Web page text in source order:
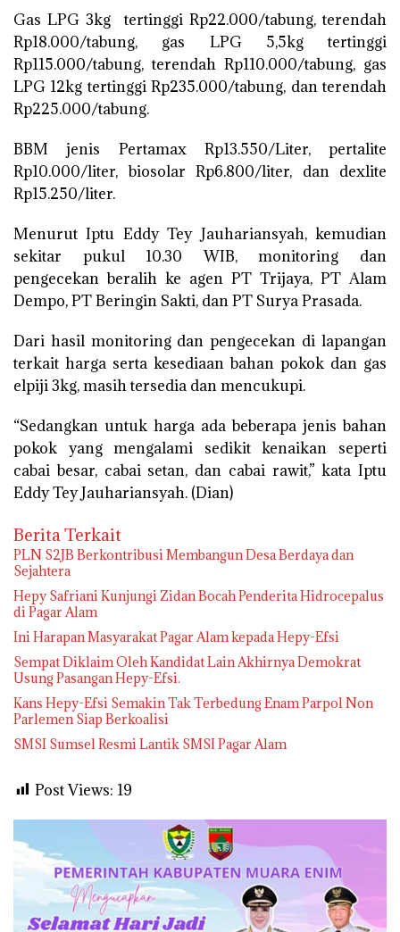
Gas LPG 3kg tertinggi Rp22.000/tabung, terendah
Rp18.000/tabung, gas LPG 5,5kg tertinggi
Rp115.000/tabung, terendah Rp110.000/tabung, gas
LPG 12kg tertinggi Rp235.000/tabung, dan terendah
Rp225.000/tabung.
BBM jenis Pertamax Rp13.550/Liter, pertalite
Rp10.000/liter, biosolar Rp6.800/liter, dan dexlite
Rp15.250/liter.
Menurut Iptu Eddy Tey Jauhariansyah, kemudian
sekitar pukul 10.30 WIB, monitoring dan
pengecekan beralih ke agen PT Trijaya, PT Alam
Dempo, PT Beringin Sakti, dan PT Surya Prasada.
Dari hasil monitoring dan pengecekan di lapangan
terkait harga serta kesediaan bahan pokok dan gas
elpiji 3kg, masih tersedia dan mencukupi.
“Sedangkan untuk harga ada beberapa jenis bahan
pokok yang mengalami sedikit kenaikan seperti
cabai besar, cabai setan, dan cabai rawit,” kata Iptu
Eddy Tey Jauhariansyah. (Dian)
Berita Terkait
PLN S2JB Berkontribusi Membangun Desa Berdaya dan
Sejahtera
Hepy Safriani Kunjungi Zidan Bocah Penderita Hidrocepalus
di Pagar Alam
Ini Harapan Masyarakat Pagar Alam kepada Hepy-Efsi
Sempat Diklaim Oleh Kandidat Lain Akhirnya Demokrat
Usung Pasangan Hepy-Efsi.
Kans Hepy-Efsi Semakin Tak Terbedung Enam Parpol Non
Parlemen Siap Berkoalisi
SMSI Sumsel Resmi Lantik SMSI Pagar Alam
Post Views: 19